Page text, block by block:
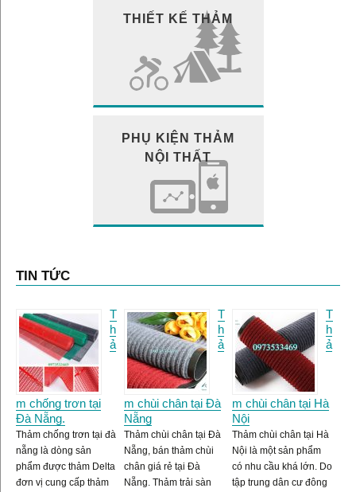
THIẾT KẾ THẢM
PHỤ KIỆN THẢM
NỘI THẤT
TIN TỨC
T
h
ả
m chống trơn tại
Đà Nẵng.
Thảm chống trơn tại đà
nẵng là dòng sản
phẩm được thảm Delta
đơn vị cung cấp thảm
T
h
ả
m chùi chân tại Đà
Nẵng
Thảm chùi chân tại Đà
Nẵng, bán thảm chùi
chân giá rẻ tại Đà
Nẵng. Thảm trải sàn
T
h
ả
m chùi chân tại Hà
Nội
Thảm chùi chân tại Hà
Nội là một sản phẩm
có nhu cầu khá lớn. Do
tập trung dân cư đông